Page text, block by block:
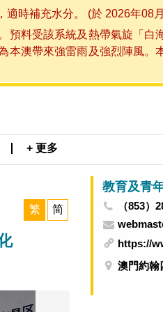
時補充水分。 (於 2026年08
料受該系統及熱帶氣旋「白
澳帶來強雷雨及強烈陣風。
+ 更多
繁 简
教育及青
（853）
https://
澳門約翰